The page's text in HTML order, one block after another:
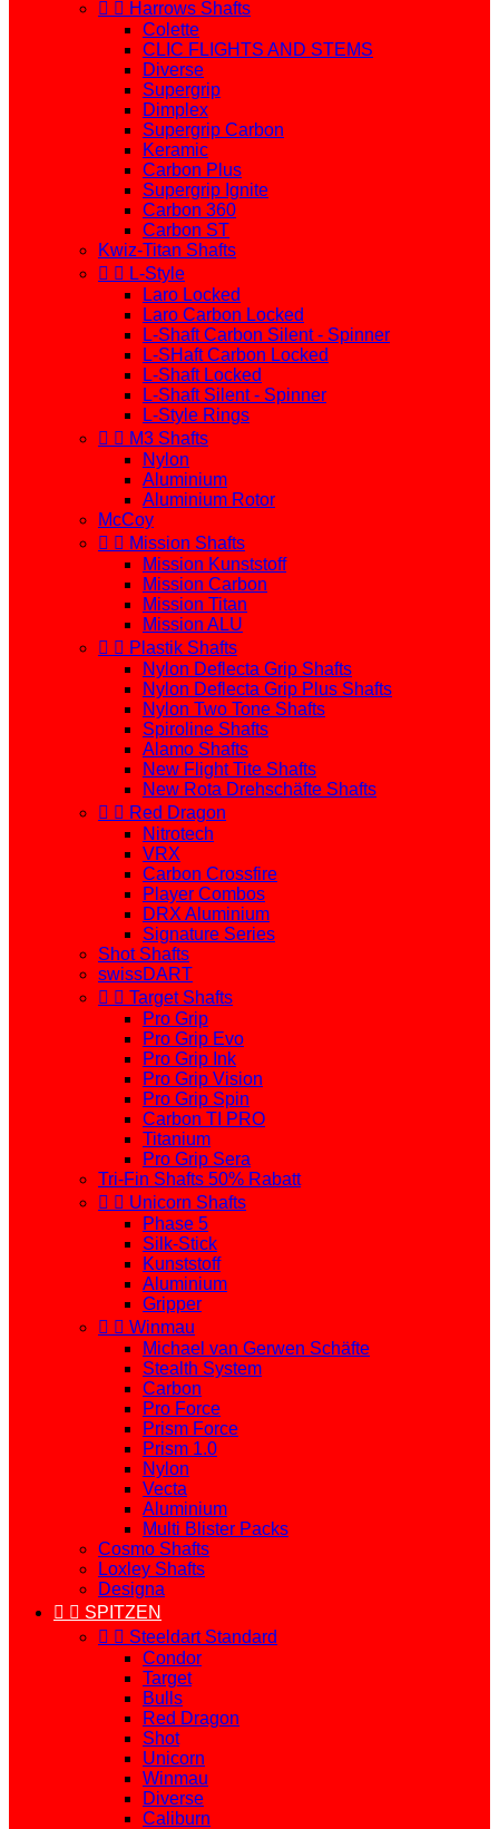
  Harrows Shafts
Colette
CLIC FLIGHTS AND STEMS
Diverse
Supergrip
Dimplex
Supergrip Carbon
Keramic
Carbon Plus
Supergrip Ignite
Carbon 360
Carbon ST
Kwiz-Titan Shafts
  L-Style
Laro Locked
Laro Carbon Locked
L-Shaft Carbon Silent - Spinner
L-SHaft Carbon Locked
L-Shaft Locked
L-Shaft Silent - Spinner
L-Style Rings
  M3 Shafts
Nylon
Aluminium
Aluminium Rotor
McCoy
  Mission Shafts
Mission Kunststoff
Mission Carbon
Mission Titan
Mission ALU
  Plastik Shafts
Nylon Deflecta Grip Shafts
Nylon Deflecta Grip Plus Shafts
Nylon Two Tone Shafts
Spiroline Shafts
Alamo Shafts
New Flight Tite Shafts
New Rota Drehschäfte Shafts
  Red Dragon
Nitrotech
VRX
Carbon Crossfire
Player Combos
DRX Aluminium
Signature Series
Shot Shafts
swissDART
  Target Shafts
Pro Grip
Pro Grip Evo
Pro Grip Ink
Pro Grip Vision
Pro Grip Spin
Carbon TI PRO
Titanium
Pro Grip Sera
Tri-Fin Shafts 50% Rabatt
  Unicorn Shafts
Phase 5
Silk-Stick
Kunststoff
Aluminium
Gripper
  Winmau
Michael van Gerwen Schäfte
Stealth System
Carbon
Pro Force
Prism Force
Prism 1.0
Nylon
Vecta
Aluminium
Multi Blister Packs
Cosmo Shafts
Loxley Shafts
Designa
  SPITZEN
  Steeldart Standard
Condor
Target
Bulls
Red Dragon
Shot
Unicorn
Winmau
Diverse
Caliburn